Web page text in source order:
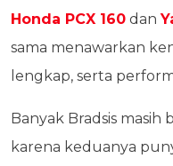
Honda PCX 160 dan
sama menawarkan
lengkap, serta
Banyak Bradsis
karena keduanya